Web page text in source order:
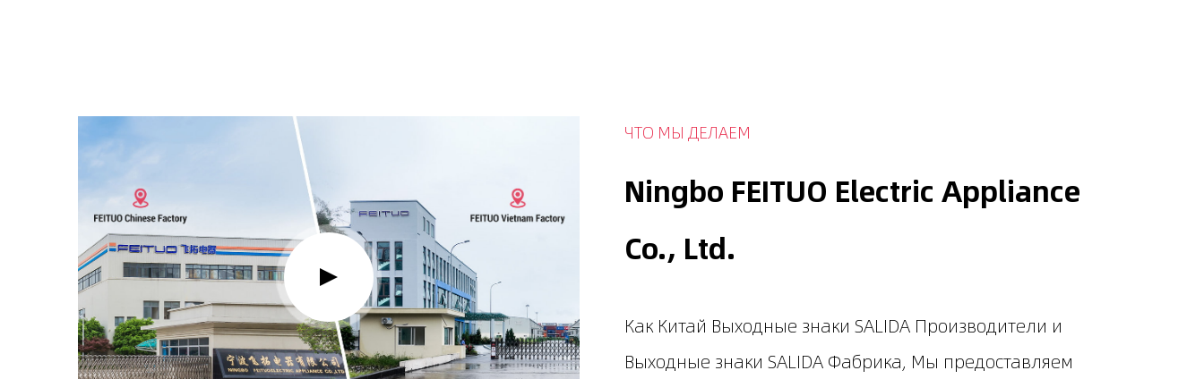
ЧТО МЫ ДЕЛАЕМ
Ningbo FEITUO Electric Appliance
Co., Ltd.
Как Китай Выходные знаки SALIDA Производители и
Выходные знаки SALIDA Фабрика, Мы предоставляем